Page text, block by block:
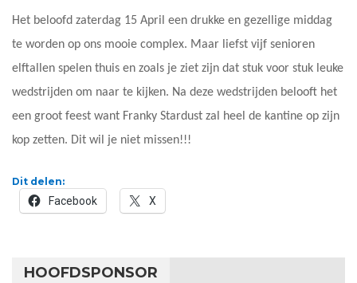
Het beloofd zaterdag 15 April een drukke en gezellige middag
te worden op ons mooie complex. Maar liefst vijf senioren
elftallen spelen thuis en zoals je ziet zijn dat stuk voor stuk leuke
wedstrijden om naar te kijken. Na deze wedstrijden belooft het
een groot feest want Franky Stardust zal heel de kantine op zijn
kop zetten. Dit wil je niet missen!!!
Dit delen:
Facebook X
HOOFDSPONSOR